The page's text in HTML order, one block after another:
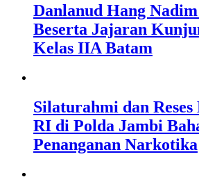
Danlanud Hang
Beserta Jajaran
Kelas IIA Batam
Silaturahmi dan
RI di Polda Jambi
Penanganan Narkotika